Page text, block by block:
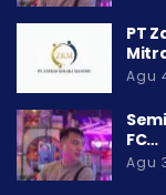
PT
Agu
FC…
Agu